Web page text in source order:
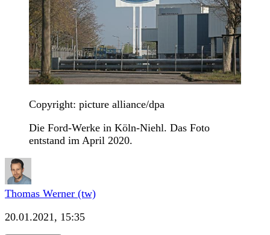
Copyright: picture alliance/dpa
Die Ford-Werke in Köln-Niehl. Das Foto
entstand im April 2020.
Thomas Werner (tw)
20.01.2021, 15:35